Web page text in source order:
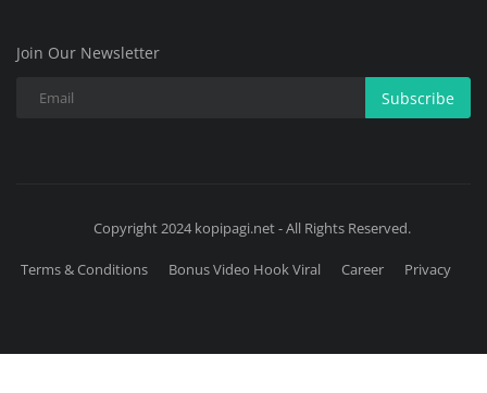
Join Our Newsletter
Subscribe
Copyright 2024 kopipagi.net - All Rights Reserved.
Terms & Conditions Bonus Video Hook Viral Career Privacy